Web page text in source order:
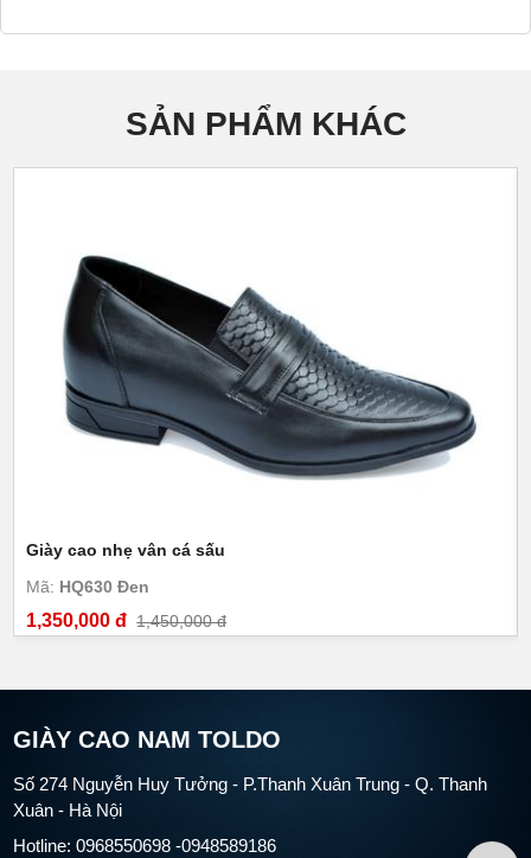
SẢN PHẨM KHÁC
Giày cao nhẹ vân cá sấu
Mã: HQ630 Đen
1,350,000 đ 1,450,000 đ
GIÀY CAO NAM TOLDO
Số 274 Nguyễn Huy Tưởng - P.Thanh Xuân Trung - Q. Thanh
Xuân - Hà Nội
Hotline: 0968550698 -0948589186